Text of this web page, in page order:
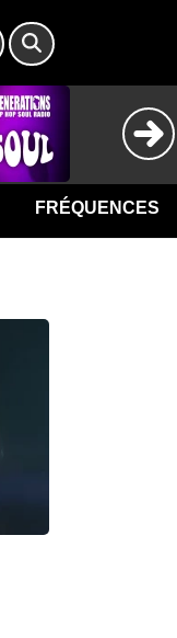
FRÉQUENCES